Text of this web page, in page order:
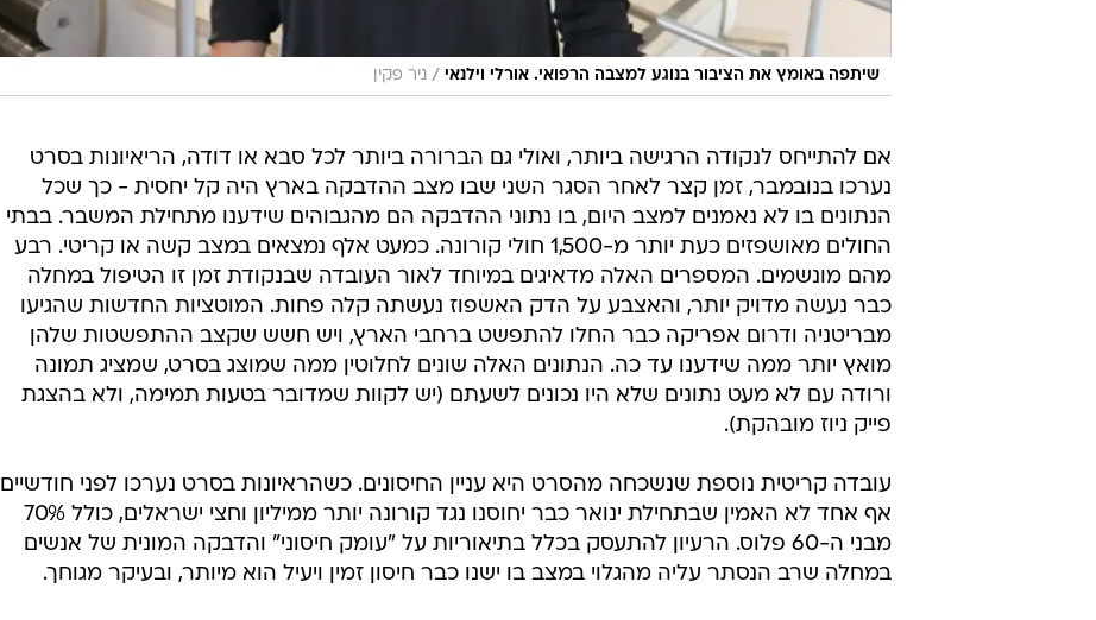
שיתפה באומץ את הציבור בנוגע למצבה הרפואי. אורלי וילנאי / ניר פקין
אם להתייחס לנקודה הרגישה ביותר, ואולי גם הברורה ביותר לכל סבא או דודה, הריאיונות בסרט
נערכו בנובמבר, זמן קצר לאחר הסגר השני שבו מצב ההדבקה בארץ היה קל יחסית - כך שכל
הנתונים בו לא נאמנים למצב היום, בו נתוני ההדבקה הם מהגבוהים שידענו מתחילת המשבר. בבתי
החולים מאושפזים כעת יותר מ-1,500 חולי קורונה. כמעט אלף נמצאים במצב קשה או קריטי. רבע
מהם מונשמים. המספרים האלה מדאיגים במיוחד לאור העובדה שבנקודת זמן זו הטיפול במחלה
כבר נעשה מדויק יותר, והאצבע על הדק האשפוז נעשתה קלה פחות. המוטציות החדשות שהגיעו
מבריטניה ודרום אפריקה כבר החלו להתפשט ברחבי הארץ, ויש חשש שקצב ההתפשטות שלהן
מואץ יותר ממה שידענו עד כה. הנתונים האלה שונים לחלוטין ממה שמוצג בסרט, שמציג תמונה
ורודה עם לא מעט נתונים שלא היו נכונים לשעתם (יש לקוות שמדובר בטעות תמימה, ולא בהצגת
פייק ניוז מובהקת).
עובדה קריטית נוספת שנשכחה מהסרט היא עניין החיסונים. כשהראיונות בסרט נערכו לפני חודשיים
אף אחד לא האמין שבתחילת ינואר כבר יחוסנו נגד קורונה יותר ממיליון וחצי ישראלים, כולל 70%
מבני ה-60 פלוס. הרעיון להתעסק בכלל בתיאוריות על "עומק חיסוני" והדבקה המונית של אנשים
במחלה שרב הנסתר עליה מהגלוי במצב בו ישנו כבר חיסון זמין ויעיל הוא מיותר, ובעיקר מגוחך.